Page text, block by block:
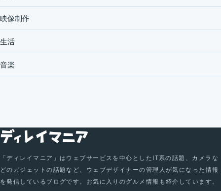
映像制作
生活
音楽
「ディレイマニア」はウェブサービスを中心としたIT系の話題、カメラな
どのガジェットの話題など、ウェブデザイナーの管理人が気になった情報
を発信しているブログです。お気に入りのグルメ情報も紹介しています。